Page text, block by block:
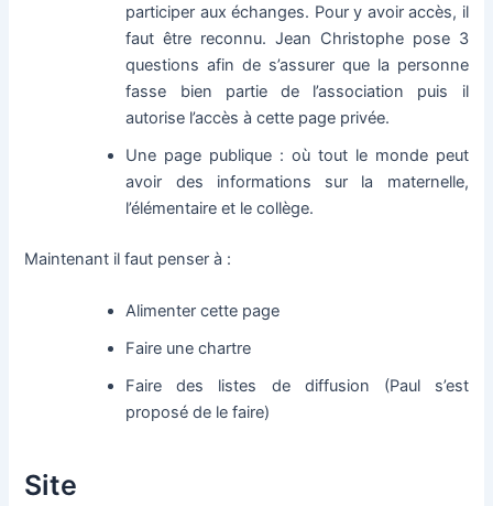
participer aux échanges. Pour y avoir accès, il
faut être reconnu. Jean Christophe pose 3
questions afin de s’assurer que la personne
fasse bien partie de l’association puis il
autorise l’accès à cette page privée.
Une page publique : où tout le monde peut
avoir des informations sur la maternelle,
l’élémentaire et le collège.
Maintenant il faut penser à :
Alimenter cette page
Faire une chartre
Faire des listes de diffusion (Paul s’est
proposé de le faire)
Site